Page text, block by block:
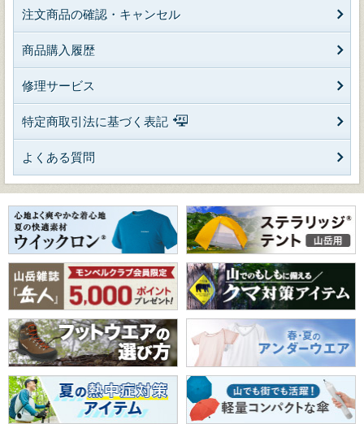
注文商品の確認・キャンセル
商品購入履歴
修理サービス
特定商取引法に基づく表記
よくある質問